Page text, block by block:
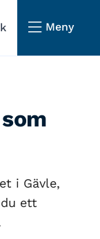
Meny
i Gävle,
ett